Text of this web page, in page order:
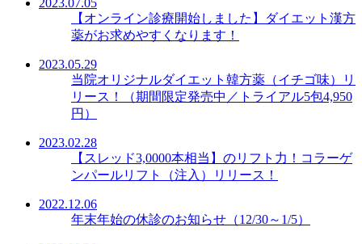
【オンライン診療開始しました】ダイエット漢方
薬がお求めやすくなります！
2023.05.29
当院オリジナルダイエット韓方薬（イチゴ味）リ
リース！（期間限定発売中／トライアル5包4,950
円）
2023.02.28
【スレッド3,0000本相当】のリフト力！コラーゲ
ンパールリフト（注入）リリース！
2022.12.06
年末年始の休診のお知らせ（12/30～1/5）